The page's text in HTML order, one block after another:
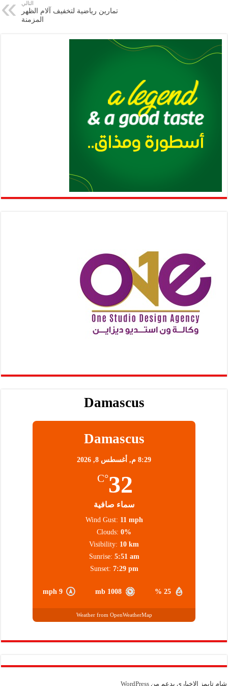
p
التالي
تمارين رياضية لتخفيف آلام الظهر
المزمنة
Damascus
Damascus
8:29 م, أغسطس 8, 2026
32
°C
سماء صافية
25 %
1008 mb
9 mph
Wind Gust: 11 mph
Clouds: 0%
Visibility: 10 km
Sunrise: 5:51 am
Sunset: 7:29 pm
Weather from OpenWeatherMap
شام تايمز الإخباري بدعم منWordPress